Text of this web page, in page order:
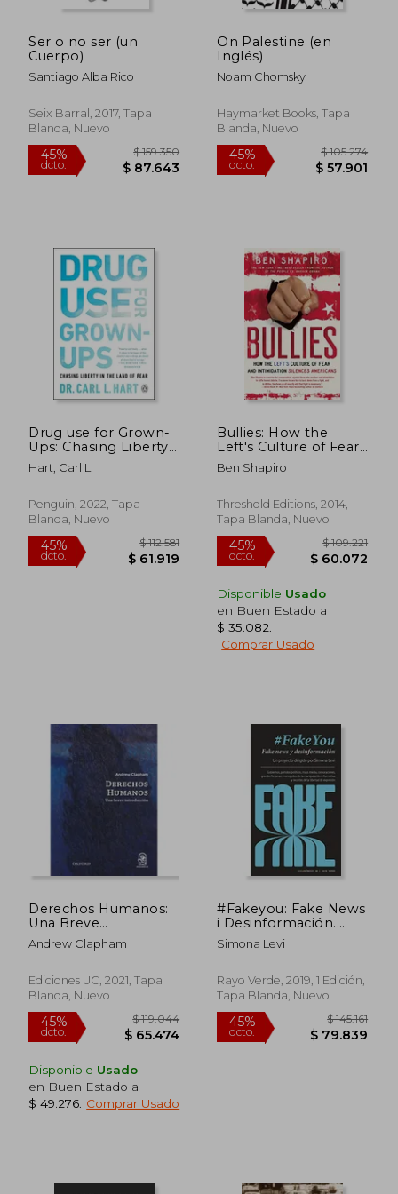
45%
dcto.
$ 112.413
$ 61.827
45%
dcto.
$
Ser o no ser (un
Cuerpo)
Santiago Alba Rico
Seix Barral, 2017, Tapa
Blanda, Nuevo
45% $ 159.350
On Palestine (en
Inglés)
Noam Chomsky
Haymarket Books, Tapa
Blanda, Nuevo
45%
Drug use for Grown-
Ups: Chasing Liberty
in the Land of Fear
(en Inglés)
Hart, Carl L.
Penguin, 2022, Tapa
Blanda, Nuevo
Bullies: How the
Left's Culture of Fear
and Intimidation
Silences Americans
Ben Shapiro
Threshold Editions, 2014,
Tapa Blanda, Nuevo
Disponible Usado
en Buen Estado a
$ 35.082
Comprar Usado
Derechos Humanos:
Una Breve
Introducción
Andrew Clapham
Ediciones UC, 2021, Tapa
Blanda, Nuevo
Disponible Usado
en Buen Estado a
$ 49.276 Comprar Usado
#Fakeyou: Fake News
i Desinformación.
Monopolios de la
Manipulación
Recortes de Libertad
de Expresión
Simona Levi
Rayo Verde, 2019, 1 Edición,
Tapa Blanda, Nuevo